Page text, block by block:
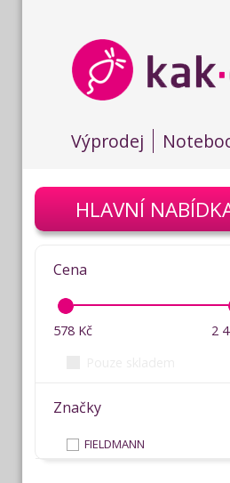
Výprodej
HLAVNÍ
Cena
578 Kč 2
Značky
FIELDMANN